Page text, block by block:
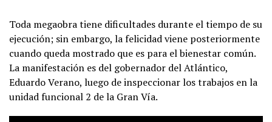
Toda megaobra tiene dificultades durante el tiempo de su
ejecución; sin embargo, la felicidad viene posteriormente
cuando queda mostrado que es para el bienestar común.
La manifestación es del gobernador del Atlántico,
Eduardo Verano, luego de inspeccionar los trabajos en la
unidad funcional 2 de la Gran Vía.